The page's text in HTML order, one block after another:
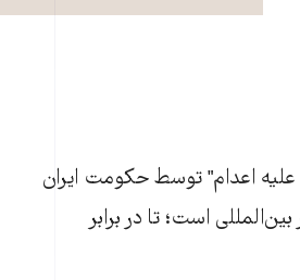
علیه اعدام" توسط حکومت ایران
است؛ تا در برابر